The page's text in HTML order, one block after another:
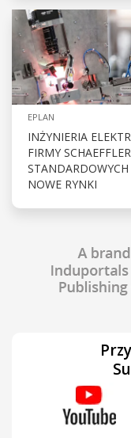
EPLAN
INŻYNIERIA
FIRMY
NOWE RYNKI